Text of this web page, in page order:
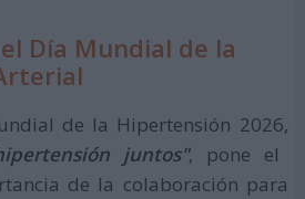
Día Mundial de la
de la Hipertensión 2026,
juntos", pone el
de la colaboración para